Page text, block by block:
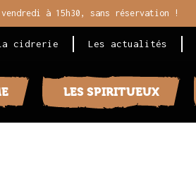
à 15h30, sans réservation !
cidrerie Les actualités
LES SPIRITUEUX